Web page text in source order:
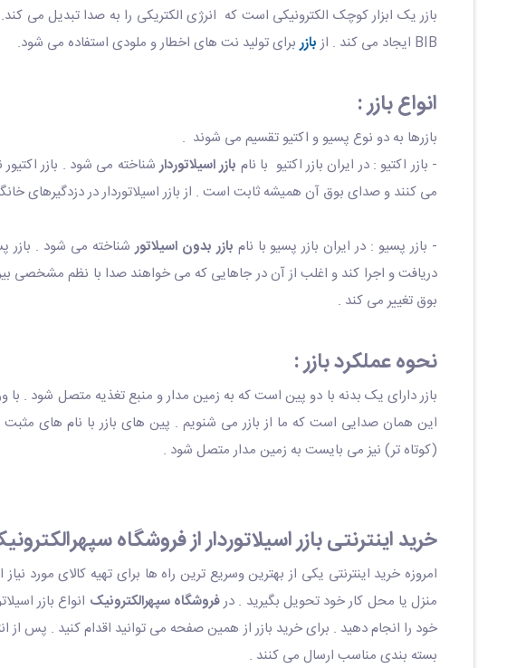
بازر یک ابزار کوچک الکترونیکی است که انرژی الکتریکی را به صدا تبدیل می کند.
BIB ایجاد می کند . از
بازربرای تولید نت های اخطار و ملودی استفاده می شود.
انواع بازر :
بازرها به دو نوع پسیو و اکتیو تقسیم می شوند .
- بازر اکتیو : در ایران بازر اکتیو با نام بازر اسیلاتوردارشناخته می شود . بازر اکتیور
می کنند و صدای بوق آن همیشه ثابت است . از بازر اسیلاتوردار در دزدگیرهای
- بازر پسیو : در ایران بازر پسیو با نام بازر بدون اسیلاتورشناخته می شود . بازر
دریافت و اجرا کند و اغلب از آن در جاهایی که می خواهند صدا با نظم مشخصی
بوق تغییر می کند .
نحوه عملکرد بازر :
بازر دارای یک بدنه با دو پین است که به زمین مدار و منبع تغذیه متصل شود
(کوتاه تر) نیز می بایست به زمین مدار متصل شود .
خرید اینترنتی بازر اسیلاتوردار از فروشگاه
امروزه خرید اینترنتی یکی از بهترین وسریع ترین راه ها برای تهیه کالای مورد
منزل یا محل کار خود تحویل بگیرید . درفروشگاه سپهرالکترونیک انواع بازر
خود را انجام دهید . برای خرید بازر از همین صفحه می توانید اقدام کنید . پس از
بسته بندی مناسب ارسال می کنند .